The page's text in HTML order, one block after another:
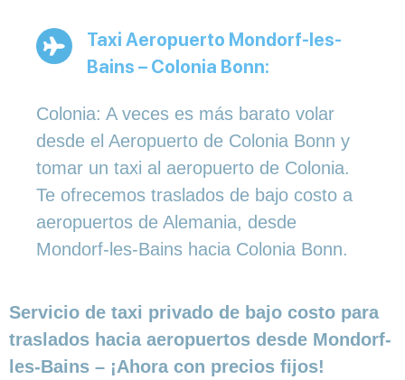
Taxi Aeropuerto Mondorf-les-
Bains – Colonia Bonn:
Colonia: A veces es más barato volar
desde el Aeropuerto de Colonia Bonn y
tomar un taxi al aeropuerto de Colonia.
Te ofrecemos traslados de bajo costo a
aeropuertos de Alemania, desde
Mondorf-les-Bains hacia Colonia Bonn.
Servicio de taxi privado de bajo costo para
traslados hacia aeropuertos desde Mondorf-
les-Bains – ¡Ahora con precios fijos!